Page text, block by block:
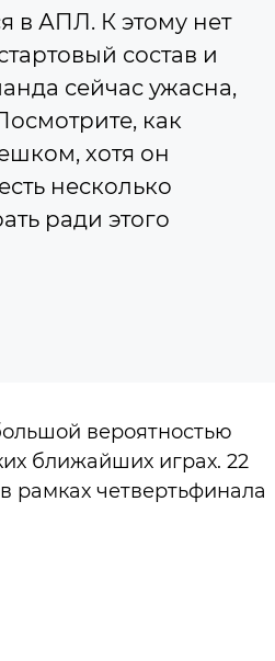
в АПЛ. К этому нет
состав и
сейчас ужасна,
как
хотя он
несколько
ради этого
вероятностью
ближайших играх. 22
рамках четвертьфинала